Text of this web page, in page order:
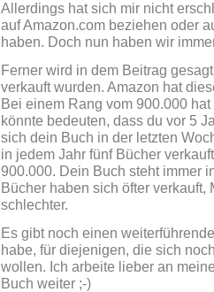
Allerdings hat sich mir nicht
auf Amazon.com beziehen oder
haben. Doch nun haben wir
Ferner wird in dem Beitrag
verkauft wurden. Amazon hat
Bei einem Rang vom 900.000
könnte bedeuten, dass du vor 5
sich dein Buch in der letzten
in jedem Jahr fünf Bücher
900.000. Dein Buch steht immer
Bücher haben sich öfter
schlechter.
Es gibt noch einen
habe, für diejenigen, die sich
wollen. Ich arbeite lieber an
Buch weiter ;-)